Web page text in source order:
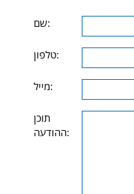
שם:
טלפון:
מייל:
תוכן
ההודעה: